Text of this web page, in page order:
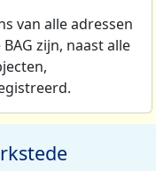
van alle adressen
zijn, naast alle